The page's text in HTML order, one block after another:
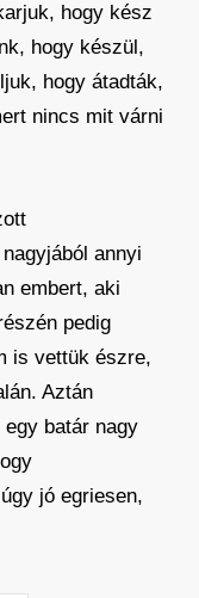
hogy kész
hogy készül,
hogy átadták,
nincs mit várni
annyi
embert, aki
pedig
is vettük észre,
Aztán
batár nagy
jó egriesen,